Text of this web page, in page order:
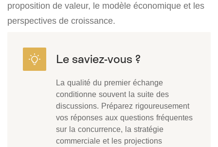
proposition de valeur, le modèle économique et les
perspectives de croissance.
La qualité du premier échange
conditionne souvent la suite des
discussions. Préparez rigoureusement
vos réponses aux questions fréquentes
sur la concurrence, la stratégie
commerciale et les projections